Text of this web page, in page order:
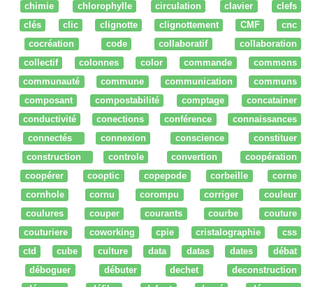
chimie
chlorophylle circulation clavier
clefs
clés
clic clignotte clignottement CMF
cnc
cocréation
code collaboratif
collaboration
collectif
colonnes color commande
commons
communauté
commune communication
communs
composant
compostabilité comptage
concatainer
conductivité
conections conférence
connaissances
connectés
connexion conscience
constituer
construction
controle convertion
coopération
coopérer
cooptic copepode corbeille
corne
cornhole
cornu corompu corriger
couleur
coulures
couper courants courbe
couture
couturiere
coworking cpie cristalographie
css
ctd
cube culture data datas dates
débat
déboguer
débuter dechet
deconstruction